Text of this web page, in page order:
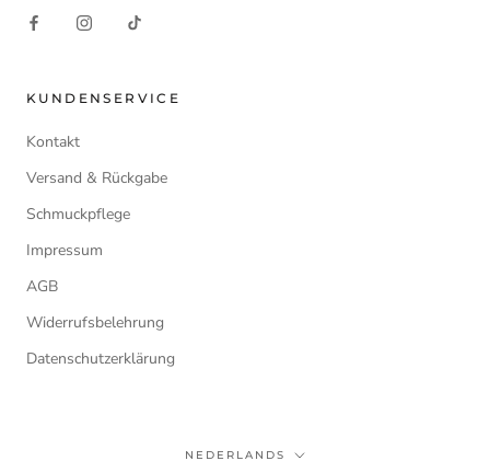
KUNDENSERVICE
Kontakt
Versand & Rückgabe
Schmuckpflege
Impressum
AGB
Widerrufsbelehrung
Datenschutzerklärung
Taal
NEDERLANDS